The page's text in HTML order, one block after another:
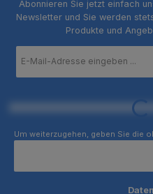
Abonnieren Sie jetzt einfach
Newsletter und Sie werden
Produkte und
Mail-
Loading...
Um weiterzugehen, geben Sie die